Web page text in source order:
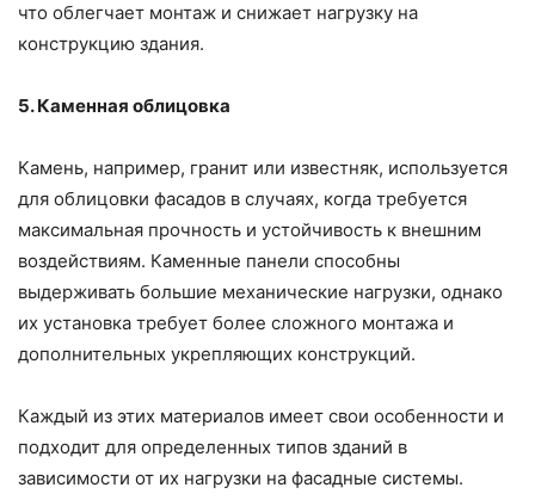
что облегчает монтаж и снижает нагрузку на
конструкцию здания.
5. Каменная облицовка
Камень, например, гранит или известняк, используется
для облицовки фасадов в случаях, когда требуется
максимальная прочность и устойчивость к внешним
воздействиям. Каменные панели способны
выдерживать большие механические нагрузки, однако
их установка требует более сложного монтажа и
дополнительных укрепляющих конструкций.
Каждый из этих материалов имеет свои особенности и
подходит для определенных типов зданий в
зависимости от их нагрузки на фасадные системы.